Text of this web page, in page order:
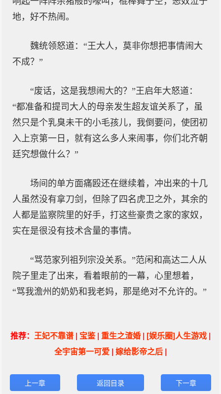
地，好不热闹。
魏统领怒道：“王大人，莫非你想把事情闹大
不成？”
“废话，这是我想闹大的？”王启年大怒道：
“都准备和提司大人的母亲发生超友谊关系了，虽
然只是个乳臭未干的小毛孩儿，我倒要问，使团初
入上京第一日，就有这么多人来闹事，你们北齐朝
廷究想做什么？”
场间的单方面痛殴还在继续着，冲出来的十几
人虽然没有拿刀剑，但除了四名虎卫之外，其余的
人都是监察院里的好手，打这些豪贵之家的家奴，
实在是很没有技术含量的事情。
“骂范家列祖列宗没关系。”范闲和高达二人从
院子里走了出来，看着眼前的一幕，心里想着，
“骂我澹州的奶奶和我老妈，那是绝对不允许的。”
推荐： 王妃不靠谱 | 宝鉴| 重生之渣婚 | [娱乐圈]人生游戏 |
全宇宙第一可爱 | 嫁给影帝之后 |
上一章 返回目录 下一章